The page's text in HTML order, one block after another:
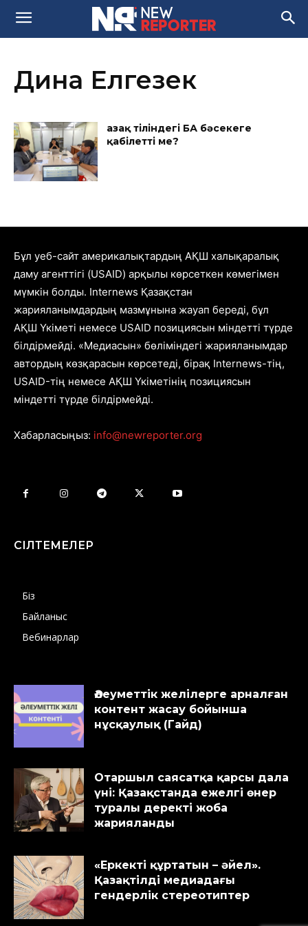
Дина Елгезек
Қазақ тіліндегі БАҚ бәсекеге
қабілетті ме?
Бұл уеб-сайт америкалықтардың АҚШ халықаралық
даму агенттігі (USAID) арқылы көрсеткен көмегімен
мүмкін болды. Internews Қазақстан
жарияланымдардың мазмұнына жауап береді, бұл
АҚШ Үкіметі немесе USAID позициясын міндетті түрде
білдірмейді. «Медиасын» бөліміндегі жарияланымдар
автордың көзқарасын көрсетеді, бірақ Internews-тің,
USAID-тің немесе АҚШ Үкіметінің позициясын
міндетті түрде білдірмейді.
Хабарласыңыз: info@newreporter.org
СІЛТЕМЕЛЕР
Біз
Байланыс
Вебинарлар
Әлеуметтік желілерге арналған
контент жасау бойынша
нұсқаулық (Гайд)
Отаршыл саясатқа қарсы дала
үні: Қазақстанда ежелгі өнер
туралы деректі жоба
жарияланды
«Еркекті құртатын – әйел».
Қазақтілді медиадағы
гендерлік стереотиптер